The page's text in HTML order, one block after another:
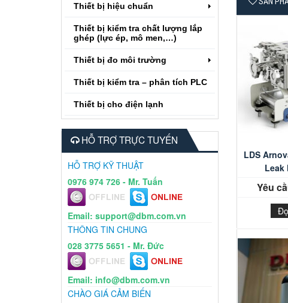
Thiết bị hiệu chuẩn
Thiết bị kiểm tra chất lượng lắp
ghép (lực ép, mô men,…)
Thiết bị đo môi trường
Thiết bị kiểm tra – phân tích PLC
Thiết bị cho điện lạnh
HỖ TRỢ TRỰC TUYẾN
HỖ TRỢ KỸ THUẬT
0976 974 726 - Mr. Tuấn
Email: support@dbm.com.vn
THÔNG TIN CHUNG
028 3775 5651 - Mr. Đức
Email: info@dbm.com.vn
CHÀO GIÁ CẢM BIẾN
LDS
Leak
Yêu